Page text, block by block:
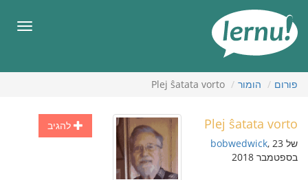
העניינים
פורום הומור Plej ŝatata vorto
להגיב Plej ŝatata vorto
של bobwedwick, 23
בספטמבר 2018